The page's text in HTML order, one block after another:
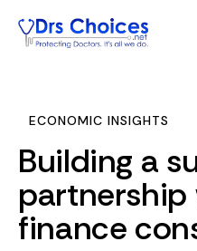
ECONOMIC INSIGHTS
Building a
finance